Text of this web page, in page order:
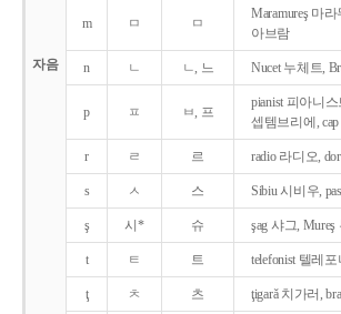
자음
m ㅁ ㅁ
Maramureş 마
아브람
n ㄴ ㄴ, 느 Nucet 누체트,
p ㅍ ㅂ, 프
pianist 피아니스
셉템브리에,
r ㄹ 르 radio 라디오,
s ㅅ 스 Sibiu 시비우,
ş 시* 슈 şag 샤그, Mureş
t ㅌ 트 telefonist 텔레
ţ ㅊ 츠 ţigarǎ 치가러,